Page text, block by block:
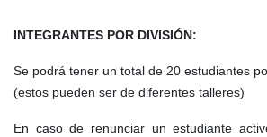
INTEGRANTES POR DIVISIÓN:
Se podrá tener un total de 20 estudiantes
(estos pueden ser de diferentes talleres)
En caso de renunciar un estudiante